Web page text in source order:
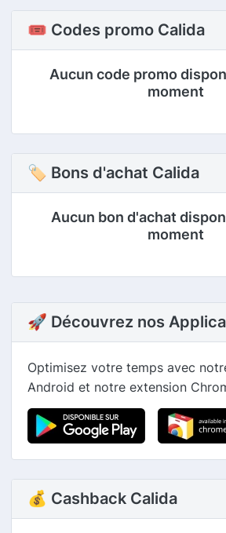
🎟️ Codes promo Calida
Aucun code promo
moment
🏷 Bons d'achat Calida
Aucun bon d'achat
moment
🚀 Découvrez nos
Optimisez votre temps avec
Android et notre extension
💰 Cashback Calida